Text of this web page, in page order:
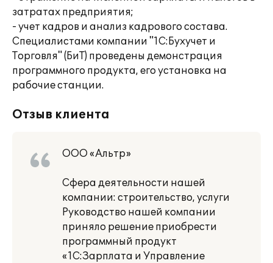
затратах предприятия;
- учет кадров и анализ кадрового состава.
Специалистами компании "1С:Бухучет и
Торговля" (БиТ) проведены демонстрация
программного продукта, его установка на
рабочие станции.
Отзыв клиента
ООО «Альтр»
Сфера деятельности нашей
компании: строительство, услуги
Руководство нашей компании
приняло решение приобрести
программный продукт
«1С:Зарплата и Управление